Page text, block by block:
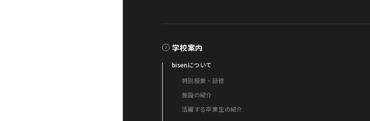
学校案内
bisenについて
特別授業・研修
施設の紹介
活躍する卒業生の紹介